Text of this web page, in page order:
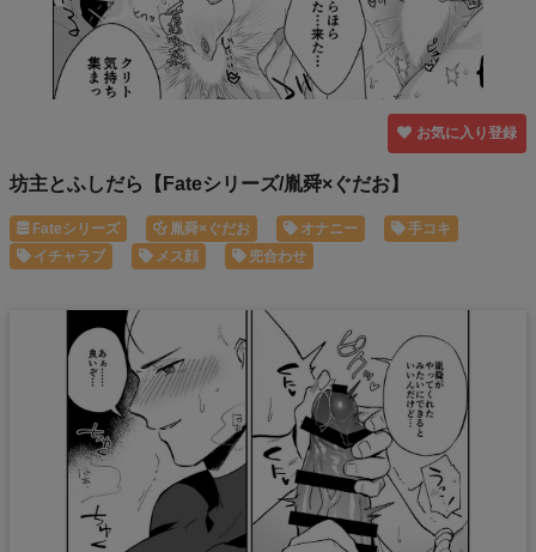
お気に入り登録
坊主とふしだら【Fateシリーズ/胤舜×ぐだお】
Fateシリーズ 胤舜×ぐだお オナニー
手コキ
イチャラブ
メス顔 兜合わせ